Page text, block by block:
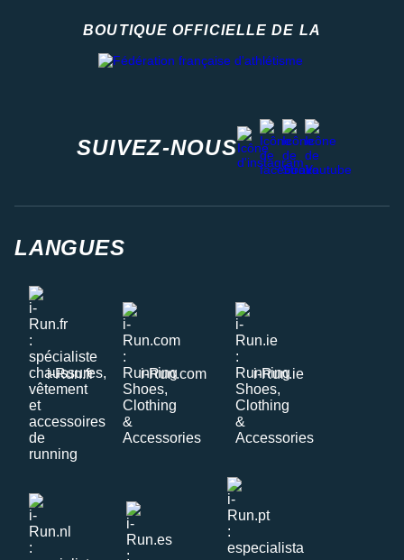
BOUTIQUE OFFICIELLE DE LA
SUIVEZ-NOUS
instagram
facebook
stravayoutube
LANGUES
i-Run.fr i-Run.com i-Run.ie